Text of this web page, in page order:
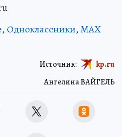
, Одноклассники,MAX
Ангелина ВАЙГЕЛЬ
Источник: kp.ru